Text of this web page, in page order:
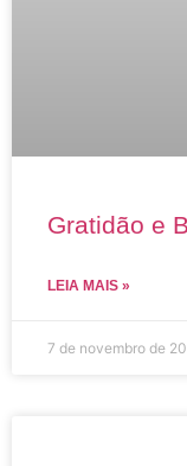
Gratidão e
LEIA MAIS »
7 de novembro de